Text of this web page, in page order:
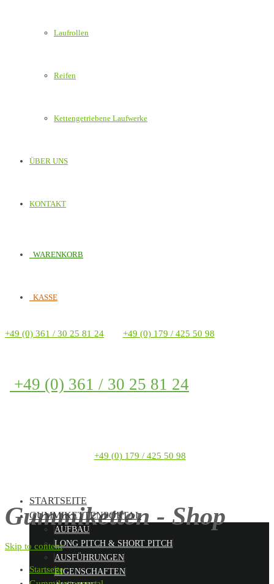
Laufrollen
Reifen
Kettengetriebene Laufwerke
ÜBER UNS
KONTAKT
WARENKORB
KASSE
+49 (0) 361 / 30 25 81 24 +49 (0) 179 / 425 50 98
+49 (0) 361 / 30 25 81 24
+49 (0) 179 / 425 50 98
Gummiketten - Shop
STARTSEITE
GUMMIKETTENPORTAL
AUFBAU
LONG PITCH & SHORT PITCH
AUSFÜHRUNGEN
EIGENSCHAFTEN
Skip to content
Startseite